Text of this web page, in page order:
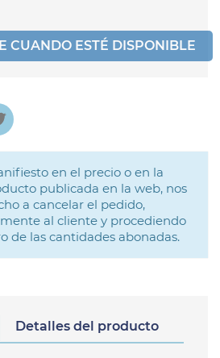
CUANDO ESTÉ DISPONIBLE
en el precio o en la
publicada en la web, nos
a cancelar el pedido,
al cliente y procediendo
de las cantidades abonadas.
Detalles del producto